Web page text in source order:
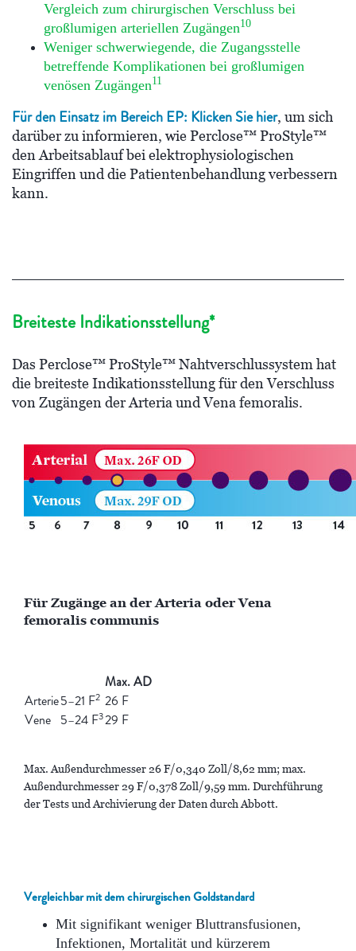
Vergleich zum chirurgischen Verschluss bei
großlumigen arteriellen Zugängen10
Weniger schwerwiegende, die Zugangsstelle
betreffende Komplikationen bei großlumigen
venösen Zugängen11
Für den Einsatz im Bereich EP: Klicken Sie hier, um sich
darüber zu informieren, wie Perclose™ ProStyle™
den Arbeitsablauf bei elektrophysiologischen
Eingriffen und die Patientenbehandlung verbessern
kann.
Breiteste Indikationsstellung*
Das Perclose™ ProStyle™ Nahtverschlussystem hat
die breiteste Indikationsstellung für den Verschluss
von Zugängen der Arteria und Vena femoralis.
Für Zugänge an der Arteria oder Vena
femoralis communis
Max. AD
Arterie5–21 F2 26 F
Vene 5–24 F329 F
Max. Außendurchmesser 26 F/0,340 Zoll/8,62 mm; max.
Außendurchmesser 29 F/0,378 Zoll/9,59 mm. Durchführung
der Tests und Archivierung der Daten durch Abbott.
Vergleichbar mit dem chirurgischen Goldstandard
Mit signifikant weniger Bluttransfusionen,
Infektionen, Mortalität und kürzerem